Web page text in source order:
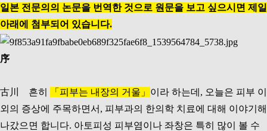
일본 전문의의 논문을 번역한 것으로 원문을 보고 싶으시면 제일
아래에 첨부되어 있습니다.​
序
古川 흔히 「피부는 내장의 거울」 이라 하는데, 오늘은 피부 이
외의 증상에 주목하면서, 피부과의 한의학 치료에 대해 이야기해
나갔으면 합니다. 아토피성 피부염이나 좌창은 특히 많이 볼 수